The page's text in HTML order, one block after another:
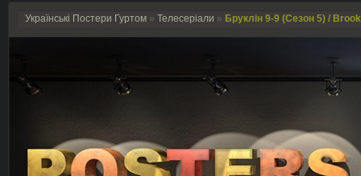
Українські Постери Гуртом » Телесеріали » Бруклін 9-9 (Сезон 5) /